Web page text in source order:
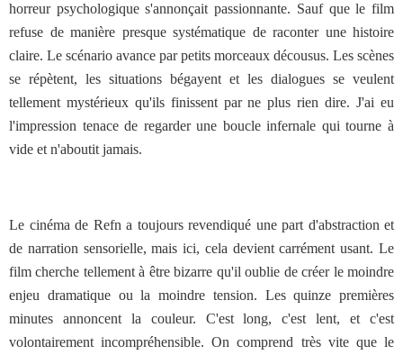
horreur psychologique s'annonçait passionnante. Sauf que le film
refuse de manière presque systématique de raconter une histoire
claire. Le scénario avance par petits morceaux décousus. Les scènes
se répètent, les situations bégayent et les dialogues se veulent
tellement mystérieux qu'ils finissent par ne plus rien dire. J'ai eu
l'impression tenace de regarder une boucle infernale qui tourne à
vide et n'aboutit jamais.
Le cinéma de Refn a toujours revendiqué une part d'abstraction et
de narration sensorielle, mais ici, cela devient carrément usant. Le
film cherche tellement à être bizarre qu'il oublie de créer le moindre
enjeu dramatique ou la moindre tension. Les quinze premières
minutes annoncent la couleur. C'est long, c'est lent, et c'est
volontairement incompréhensible. On comprend très vite que le